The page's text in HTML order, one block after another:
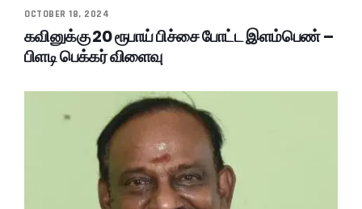
OCTOBER 18, 2024
கவினுக்கு 20 ரூபாய் பிச்சை போட்ட இளம்பெண் –
பிளடி பெக்கர் விளைவு